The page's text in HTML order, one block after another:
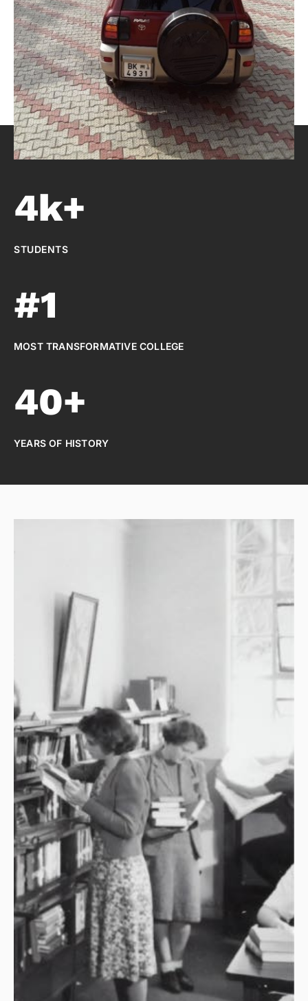
4k+
STUDENTS
#1
MOST TRANSFORMATIVE COLLEGE
40+
YEARS OF HISTORY